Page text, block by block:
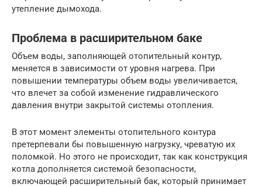
утепление дымохода.
Проблема в расширительном баке
Объем воды, заполняющей отопительный контур,
меняется в зависимости от уровня нагрева. При
повышении температуры объем воды увеличивается,
что влечет за собой изменение гидравлического
давления внутри закрытой системы отопления.
В этот момент элементы отопительного контура
претерпевали бы повышенную нагрузку, чреватую их
поломкой. Но этого не происходит, так как конструкция
котла дополняется системой безопасности,
включающей расширительный бак, который принимает